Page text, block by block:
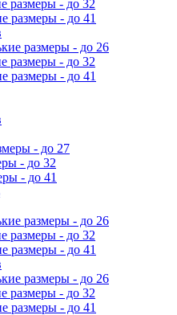
размеры - до 32
размеры - до 41
размеры - до 26
размеры - до 32
размеры - до 41
- до 27
- до 32
- до 41
размеры - до 26
размеры - до 32
размеры - до 41
размеры - до 26
размеры - до 32
размеры - до 41